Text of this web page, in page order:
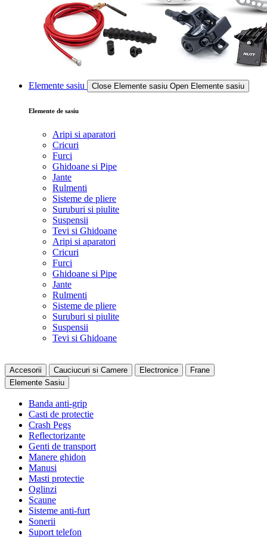
Elemente sasiu Close Elemente sasiu Open Elemente sasiu
Elemente de sasiu
Aripi si aparatori
Cricuri
Furci
Ghidoane si Pipe
Jante
Rulmenti
Sisteme de pliere
Suruburi si piulite
Suspensii
Tevi si Ghidoane
Aripi si aparatori
Cricuri
Furci
Ghidoane si Pipe
Jante
Rulmenti
Sisteme de pliere
Suruburi si piulite
Suspensii
Tevi si Ghidoane
Accesorii Cauciucuri si Camere Electronice
Frane
Elemente Sasiu
Banda anti-grip
Casti de protectie
Crash Pegs
Reflectorizante
Genti de transport
Manere ghidon
Manusi
Masti protectie
Oglinzi
Scaune
Sisteme anti-furt
Sonerii
Suport telefon